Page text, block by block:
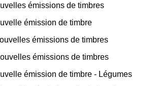
émissions de timbres
émission de timbre
émissions de timbres
émissions de timbres
émission de timbre - Légumes